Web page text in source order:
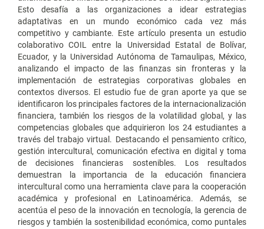
Esto desafía a las organizaciones a idear estrategias
adaptativas en un mundo económico cada vez más
competitivo y cambiante. Este artículo presenta un estudio
colaborativo COIL entre la Universidad Estatal de Bolívar,
Ecuador, y la Universidad Autónoma de Tamaulipas, México,
analizando el impacto de las finanzas sin fronteras y la
implementación de estrategias corporativas globales en
contextos diversos. El estudio fue de gran aporte ya que se
identificaron los principales factores de la internacionalización
financiera, también los riesgos de la volatilidad global, y las
competencias globales que adquirieron los 24 estudiantes a
través del trabajo virtual. Destacando el pensamiento crítico,
gestión intercultural, comunicación efectiva en digital y toma
de decisiones financieras sostenibles. Los resultados
demuestran la importancia de la educación financiera
intercultural como una herramienta clave para la cooperación
académica y profesional en Latinoamérica. Además, se
acentúa el peso de la innovación en tecnología, la gerencia de
riesgos y también la sostenibilidad económica, como puntales